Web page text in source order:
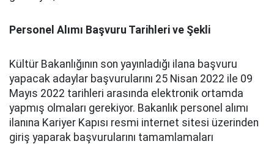
Personel Alımı Başvuru Tarihleri ve Şekli
Kültür Bakanlığının son yayınladığı ilana başvuru
yapacak adaylar başvurularını 25 Nisan 2022 ile 09
Mayıs 2022 tarihleri arasında elektronik ortamda
yapmış olmaları gerekiyor. Bakanlık personel alımı
ilanına Kariyer Kapısı resmi internet sitesi üzerinden
giriş yaparak başvurularını tamamlamaları